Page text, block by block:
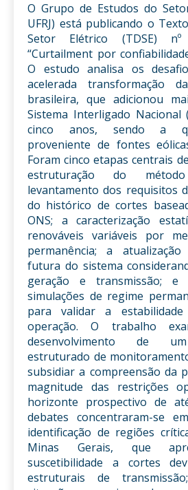
O Grupo de Estudos do
UFRJ) está publicando o
Setor Elétrico (TDSE)
“Curtailment por
O estudo analisa os
acelerada transformação
brasileira, que adicionou
Sistema Interligado Nacional
cinco anos, sendo a
proveniente de fontes
Foram cinco etapas centrais
estruturação do
levantamento dos requisitos
do histórico de cortes
ONS; a caracterização
renováveis variáveis por
permanência; a
futura do sistema
geração e transmissão; e
simulações de regime
para validar a
operação. O trabalho
desenvolvimento de
estruturado de
subsidiar a compreensão da
magnitude das restrições
horizonte prospectivo de
debates concentraram-se
identificação de regiões
Minas Gerais, que
suscetibilidade a cortes
estruturais de